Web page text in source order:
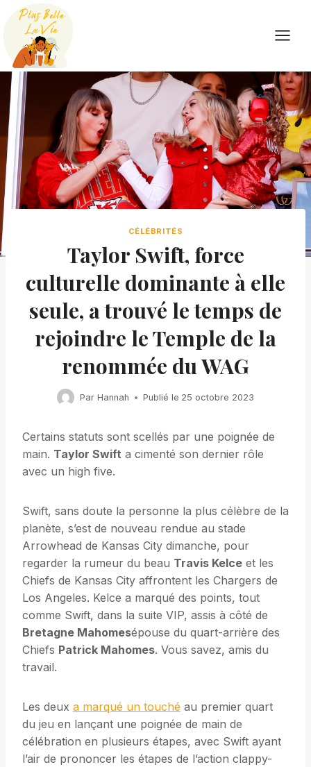
Skip
content
CÉLÉBRITÉS
Taylor Swift, force
culturelle dominante à elle
seule, a trouvé le temps de
rejoindre le Temple de la
renommée du WAG
Par Hannah Publié le 25 octobre 2023
Certains statuts sont scellés par une poignée de
main. Taylor Swift a cimenté son dernier rôle
avec un high five.
Swift, sans doute la personne la plus célèbre de la
planète, s’est de nouveau rendue au stade
Arrowhead de Kansas City dimanche, pour
regarder la rumeur du beau Travis Kelce et les
Chiefs de Kansas City affrontent les Chargers de
Los Angeles. Kelce a marqué des points, tout
comme Swift, dans la suite VIP, assis à côté de
Bretagne Mahomesépouse du quart-arrière des
Chiefs Patrick Mahomes. Vous savez, amis du
travail.
Les deux a marqué un touché au premier quart
du jeu en lançant une poignée de main de
célébration en plusieurs étapes, avec Swift ayant
l’air de prononcer les étapes de l’action clappy-